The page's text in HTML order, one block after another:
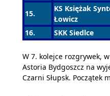
15.
KS Księżak
Łowicz
16.
SKK Siedlce
W 7. kolejce rozgrywek,
Astoria Bydgoszcz na
Czarni Słupsk. Początek